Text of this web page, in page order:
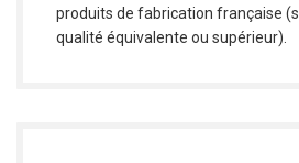
produits de fabrication française
qualité équivalente ou supérieur).